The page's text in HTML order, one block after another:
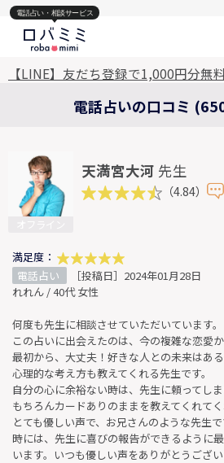
電話占い・相談サービス
【LINE】友だち登録で1,000円分
電話占いの口コミ
天満宮大河 先生
（4.84）
満足度：
電話占い
［投稿日］2024年01月28日
れれん / 40代 女性
何度も先生に相談させていただいています。
この占いに出会えたのは、今の複雑な恋愛か
最初から、大丈夫！好きな人との未来はある
心理的な考え方も教えてくれる先生です。
自分の心に余裕ない時は、先生に頼ってしま
もちろんカードありのままを教えてくれてく
とても優しい声で、お兄さんのような先生
時には、先生に喜びの報告ができるように
います。いつも優しい声をありがとうござ